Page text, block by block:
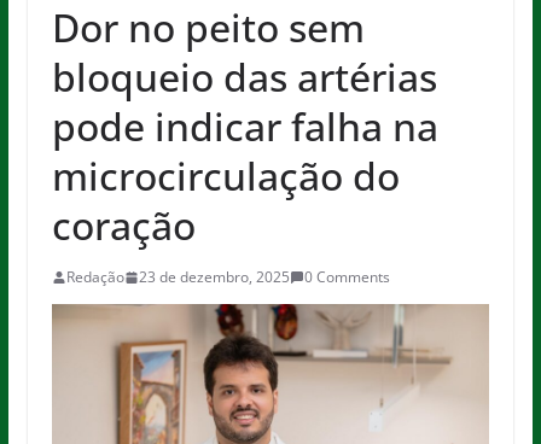
Dor no peito sem
bloqueio das artérias
pode indicar falha na
microcirculação do
coração
Redação 23 de dezembro, 2025 0 Comments